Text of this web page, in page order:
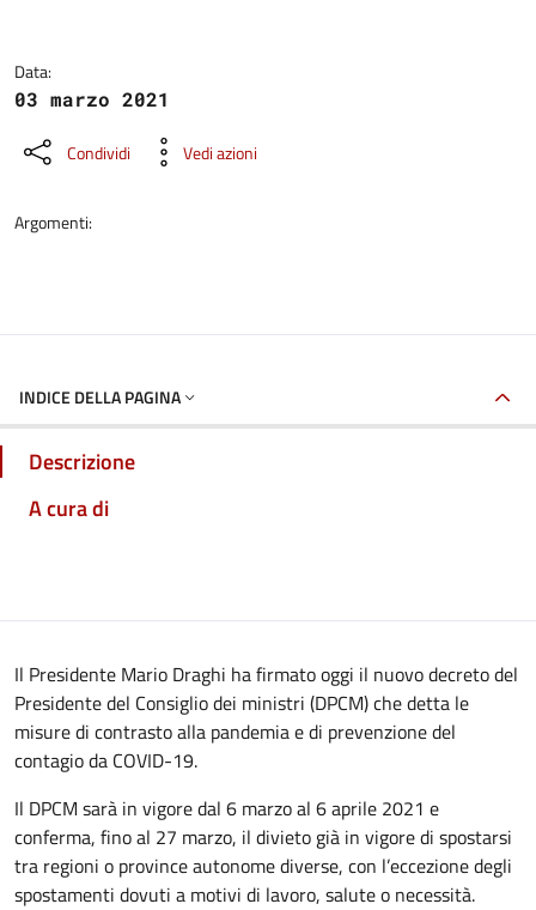
Data:
03 marzo 2021
Condividi Vedi azioni
Argomenti:
INDICE DELLA PAGINA
Descrizione
A cura di
Il Presidente Mario Draghi ha firmato oggi il nuovo decreto del
Presidente del Consiglio dei ministri (DPCM) che detta le
misure di contrasto alla pandemia e di prevenzione del
contagio da COVID-19.
Il DPCM sarà in vigore dal 6 marzo al 6 aprile 2021 e
conferma, fino al 27 marzo, il divieto già in vigore di spostarsi
tra regioni o province autonome diverse, con l’eccezione degli
spostamenti dovuti a motivi di lavoro, salute o necessità.